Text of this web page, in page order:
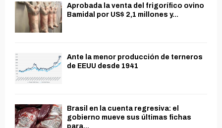
Aprobada la venta del frigorífico ovino
Bamidal por US$ 2,1 millones y...
Ante la menor producción de terneros
de EEUU desde 1941
Brasil en la cuenta regresiva: el
gobierno mueve sus últimas fichas
para...